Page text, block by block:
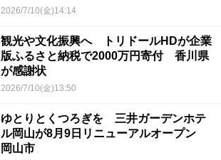
2026/7/10(金)14:14
観光や文化振興へ トリドールHDが企業
版ふるさと納税で2000万円寄付 香川県
が感謝状
2026/7/10(金)13:50
ゆとりとくつろぎを 三井ガーデンホテ
ル岡山が8月9日リニューアルオープン
岡山市